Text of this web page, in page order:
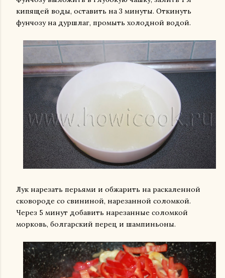
кипящей воды, оставить на 3 минуты. Откинуть
фунчозу на дуршлаг, промыть холодной водой.
Лук нарезать перьями и обжарить на раскаленной
сковороде со свининой, нарезанной соломкой.
Через 5 минут добавить нарезанные соломкой
морковь, болгарский перец и шампиньоны.